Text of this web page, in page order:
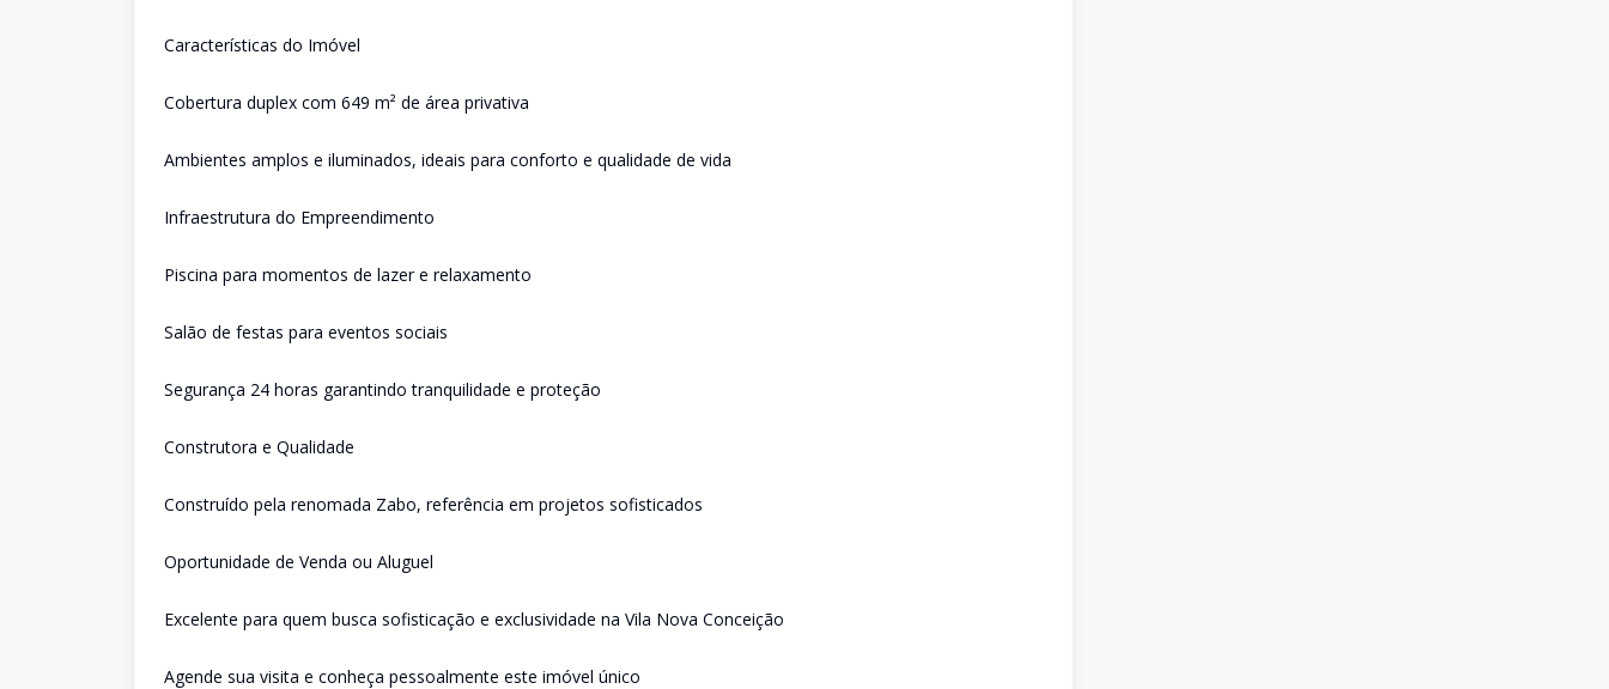
Características do Imóvel
Cobertura duplex com 649 m² de área privativa
Ambientes amplos e iluminados, ideais para conforto e qualidade de vida
Infraestrutura do Empreendimento
Piscina para momentos de lazer e relaxamento
Salão de festas para eventos sociais
Segurança 24 horas garantindo tranquilidade e proteção
Construtora e Qualidade
Construído pela renomada Zabo, referência em projetos sofisticados
Oportunidade de Venda ou Aluguel
Excelente para quem busca sofisticação e exclusividade na Vila Nova Conceição
Agende sua visita e conheça pessoalmente este imóvel único